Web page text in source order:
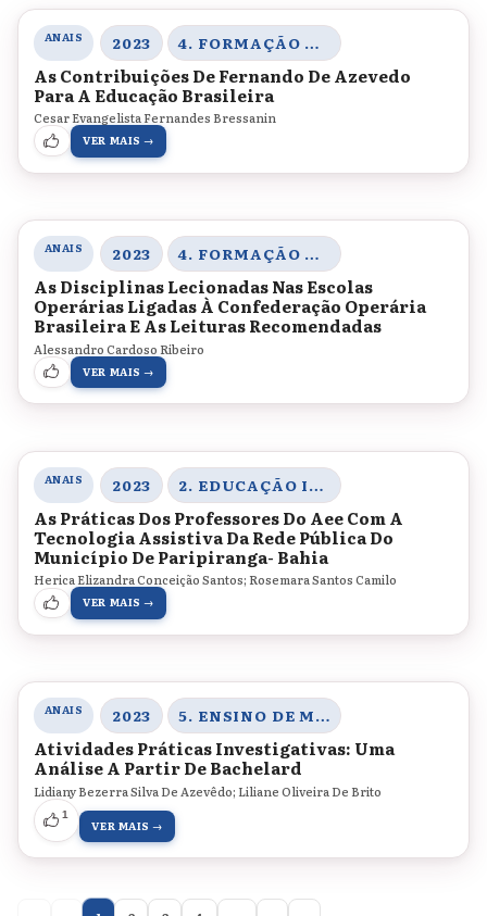
ANAIS 2023 4. FORMAÇÃO DE PROFESSORES, MEMÓRIAS E HISTÓRIA DA EDUCAÇÃO
As Contribuições De Fernando De Azevedo
Para A Educação Brasileira
Cesar Evangelista Fernandes Bressanin
VER MAIS →
ANAIS 2023 4. FORMAÇÃO DE PROFESSORES, MEMÓRIAS E HISTÓRIA DA EDUCAÇÃO
As Disciplinas Lecionadas Nas Escolas
Operárias Ligadas À Confederação Operária
Brasileira E As Leituras Recomendadas
Alessandro Cardoso Ribeiro
VER MAIS →
ANAIS 2023 2. EDUCAÇÃO INCLUSIVA E EDUCAÇÃO ESPECIAL
As Práticas Dos Professores Do Aee Com A
Tecnologia Assistiva Da Rede Pública Do
Município De Paripiranga- Bahia
Herica Elizandra Conceição Santos; Rosemara Santos Camilo
VER MAIS →
ANAIS 2023 5. ENSINO DE MATEMÁTICA E CIÊNCIAS DA NATUREZA
Atividades Práticas Investigativas: Uma
Análise A Partir De Bachelard
Lidiany Bezerra Silva De Azevêdo; Liliane Oliveira De Brito
1
VER MAIS →